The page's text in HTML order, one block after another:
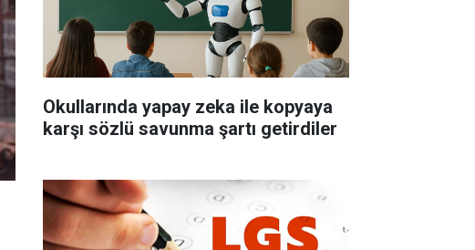
Okullarında yapay zeka ile kopyaya
karşı sözlü savunma şartı getirdiler